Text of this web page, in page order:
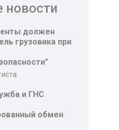
новости
должен
грузовика при
и ГНС
обмен